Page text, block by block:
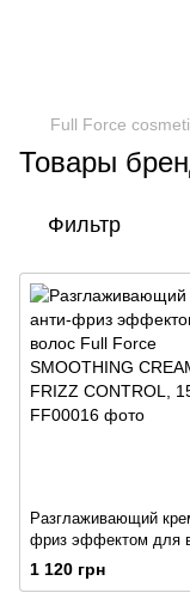
Full Force
Товары
Фильтр
Разглаживающий
фриз эффектом для
Full Force SMOOTHING
CREAM ANTI-FRIZZ
1 120 грн